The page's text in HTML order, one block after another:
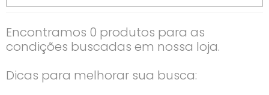
Encontramos 0 produtos para as
condições buscadas em nossa loja.
Dicas para melhorar sua busca: